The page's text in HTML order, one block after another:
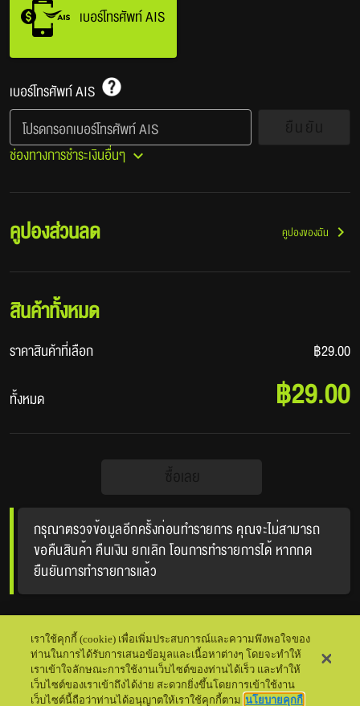
เบอร์โทรศัพท์ AIS
เบอร์โทรศัพท์ AIS​
โปรดกรอกเบอร์โทรศัพท์ AIS
ช่องทางการชำระเงินอื่นๆ​
คูปองส่วนลด คูปองของฉัน
สินค้าทั้งหมด
ราคาสินค้าที่เลือก ฿29.00
ทั้งหมด ฿29.00
กรุณาตรวจข้อมูลอีกครั้งก่อนทำรายการ คุณจะไม่สามารถ
ขอคืนสินค้า คืนเงิน ยกเลิก โอนการทำรายการได้ หากกด
ยืนยันการทำรายการแล้ว
เราใช้คุกกี้ (cookie) เพื่อเพิ่มประสบการณ์และความพึงพอใจของ
ท่านในการได้รับการเสนอข้อมูลและเนื้อหาต่างๆ โดยจะทำให้
เราเข้าใจลักษณะการใช้งานเว็บไซต์ของท่านได้เร็ว และทำให้
เว็บไซต์ของเราเข้าถึงได้ง่าย สะดวกยิ่งขึ้นโดยการเข้าใช้งาน
เว็บไซต์นี้ถือว่าท่านได้อนุญาตให้เราใช้คุกกี้ตาม นโยบายคุกกี้